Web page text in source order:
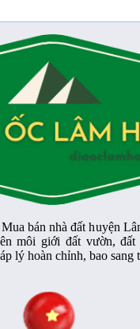
bán nhà đất huyện
môi giới đất vườn,
lý hoàn chỉnh, bao sang